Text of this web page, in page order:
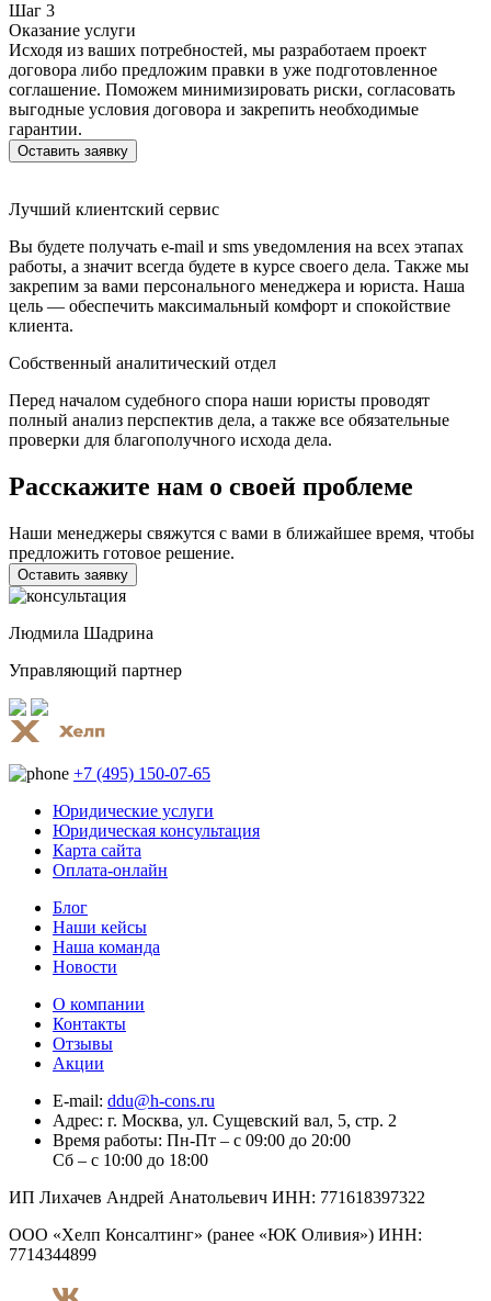
Шаг 3
Оказание услуги
Исходя из ваших потребностей, мы разработаем проект
договора либо предложим правки в уже подготовленное
соглашение. Поможем минимизировать риски, согласовать
выгодные условия договора и закрепить необходимые
гарантии.
Оставить заявку
Лучший клиентский сервис
Вы будете получать e-mail и sms уведомления на всех этапах
работы, а значит всегда будете в курсе своего дела. Также мы
закрепим за вами персонального менеджера и юриста. Наша
цель — обеспечить максимальный комфорт и спокойствие
клиента.
Собственный аналитический отдел
Перед началом судебного спора наши юристы проводят
полный анализ перспектив дела, а также все обязательные
проверки для благополучного исхода дела.
Расскажите нам о своей проблеме
Наши менеджеры свяжутся с вами в ближайшее время, чтобы
предложить готовое решение.
Оставить заявку
Людмила Шадрина
Управляющий партнер
+7 (495) 150-07-65
Юридические услуги
Юридическая консультация
Карта сайта
Оплата-онлайн
Блог
Наши кейсы
Наша команда
Новости
О компании
Контакты
Отзывы
Акции
E-mail: ddu@h-cons.ru
Адрес: г. Москва, ул. Сущевский вал, 5, стр. 2
Время работы: Пн-Пт – с 09:00 до 20:00
Сб – с 10:00 до 18:00
ИП Лихачев Андрей Анатольевич ИНН: 771618397322
ООО «Хелп Консалтинг» (ранее «ЮК Оливия») ИНН:
7714344899